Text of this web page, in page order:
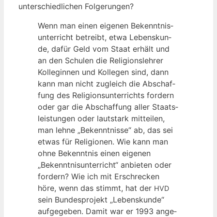
unter­schied­li­chen Folgerungen?
Wenn man einen eige­nen Bekennt­nis­
un­ter­richt betreibt, etwa Lebens­kun­
de, dafür Geld vom Staat erhält und
an den Schu­len die Reli­gi­ons­leh­rer
Kol­le­gin­nen und Kol­le­gen sind, dann
kann man nicht zugleich die Abschaf­
fung des Reli­gi­ons­un­ter­richts for­dern
oder gar die Abschaf­fung aller Staats­
leis­tun­gen oder laut­stark mit­tei­len,
man leh­ne „Bekennt­nis­se“ ab, das sei
etwas für Reli­gio­nen. Wie kann man
ohne Bekennt­nis einen eige­nen
„Bekennt­nis­un­ter­richt“ anbie­ten oder
for­dern? Wie ich mit Erschre­cken
höre, wenn das stimmt, hat der HVD
sein Bun­des­pro­jekt „Lebens­kun­de“
auf­ge­ge­ben. Damit war er 1993 ange­